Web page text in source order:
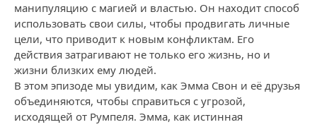
манипуляцию с магией и властью. Он находит способ
использовать свои силы, чтобы продвигать личные
цели, что приводит к новым конфликтам. Его
действия затрагивают не только его жизнь, но и
жизни близких ему людей.
В этом эпизоде мы увидим, как Эмма Свон и её друзья
объединяются, чтобы справиться с угрозой,
исходящей от Румпеля. Эмма, как истинная